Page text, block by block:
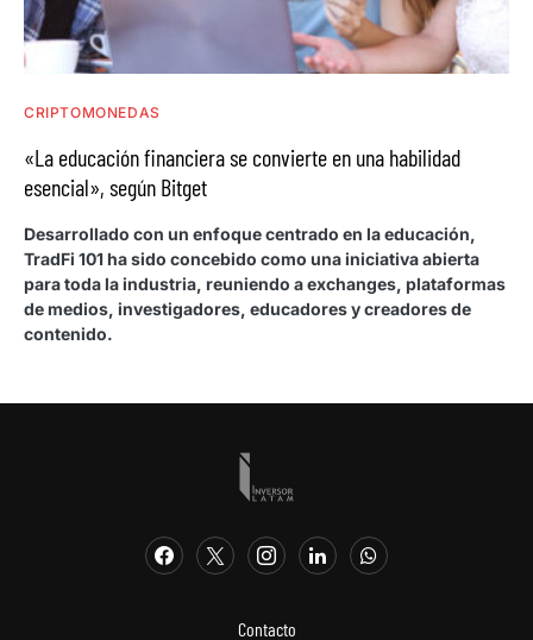
CRIPTOMONEDAS
«La educación financiera se convierte en una habilidad
esencial», según Bitget
Desarrollado con un enfoque centrado en la educación,
TradFi 101 ha sido concebido como una iniciativa abierta
para toda la industria, reuniendo a exchanges, plataformas
de medios, investigadores, educadores y creadores de
contenido.
Contacto